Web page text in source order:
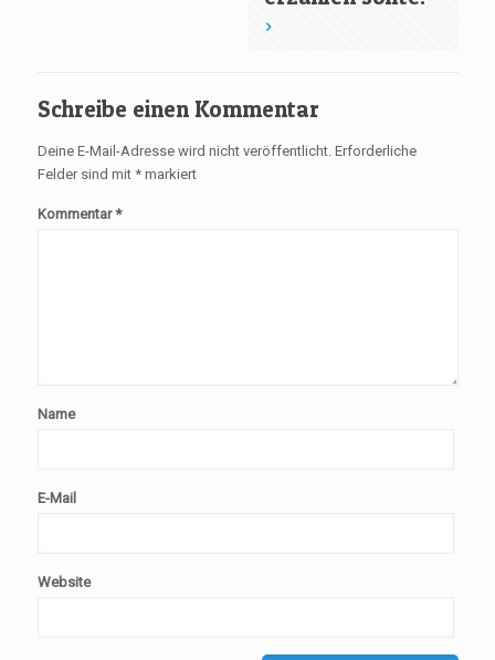
Schreibe einen Kommentar
Deine E-Mail-Adresse wird nicht veröffentlicht. Erforderliche
Felder sind mit *markiert
Kommentar*
Name
E-Mail
Website